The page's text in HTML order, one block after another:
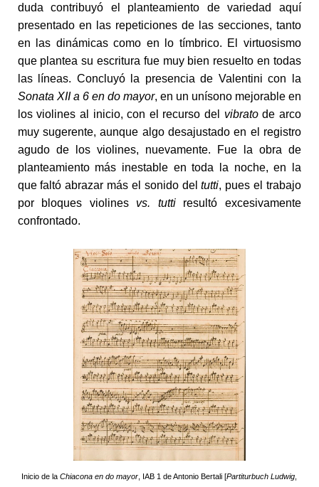
duda contribuyó el planteamiento de variedad aquí
presentado en las repeticiones de las secciones, tanto
en las dinámicas como en lo tímbrico. El virtuosismo
que plantea su escritura fue muy bien resuelto en todas
las líneas. Concluyó la presencia de Valentini con la
Sonata XII a 6 en do mayor, en un unísono mejorable en
los violines al inicio, con el recurso del vibratode arco
muy sugerente, aunque algo desajustado en el registro
agudo de los violines, nuevamente. Fue la obra de
planteamiento más inestable en toda la noche, en la
que faltó abrazar más el sonido deltutti, pues el trabajo
por bloques violines vs. tuttiresultó excesivamente
confrontado.
Inicio de laChiacona en do mayor , IAB 1 de Antonio Bertali [Partiturbuch Ludwig